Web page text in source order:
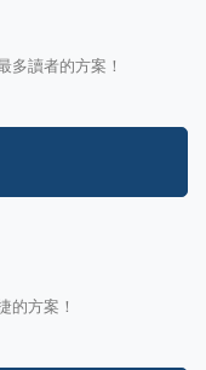
多讀者的方案！
的方案！